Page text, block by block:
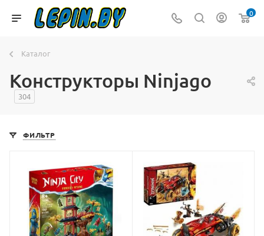
0
Каталог
Конструкторы Ninjago
304
ФИЛЬТР